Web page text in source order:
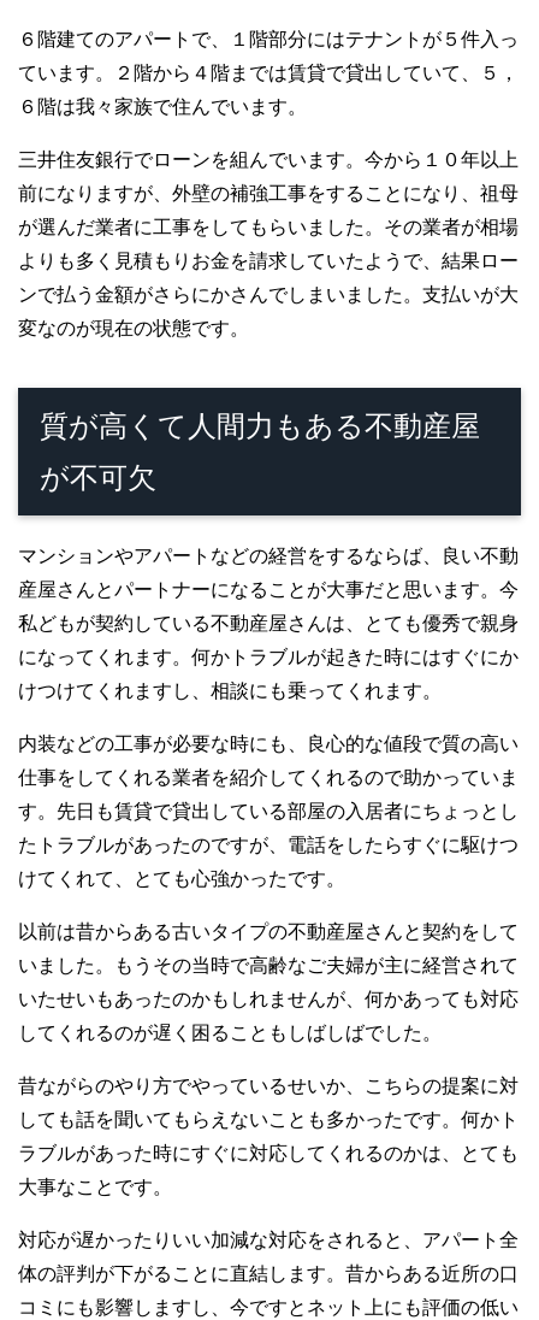
６階建てのアパートで、１階部分にはテナントが５件入っ
ています。２階から４階までは賃貸で貸出していて、５，
６階は我々家族で住んでいます。
三井住友銀行でローンを組んでいます。今から１０年以上
前になりますが、外壁の補強工事をすることになり、祖母
が選んだ業者に工事をしてもらいました。その業者が相場
よりも多く見積もりお金を請求していたようで、結果ロー
ンで払う金額がさらにかさんでしまいました。支払いが大
変なのが現在の状態です。
質が高くて人間力もある不動産屋
が不可欠
マンションやアパートなどの経営をするならば、良い不動
産屋さんとパートナーになることが大事だと思います。今
私どもが契約している不動産屋さんは、とても優秀で親身
になってくれます。何かトラブルが起きた時にはすぐにか
けつけてくれますし、相談にも乗ってくれます。
内装などの工事が必要な時にも、良心的な値段で質の高い
仕事をしてくれる業者を紹介してくれるので助かっていま
す。先日も賃貸で貸出している部屋の入居者にちょっとし
たトラブルがあったのですが、電話をしたらすぐに駆けつ
けてくれて、とても心強かったです。
以前は昔からある古いタイプの不動産屋さんと契約をして
いました。もうその当時で高齢なご夫婦が主に経営されて
いたせいもあったのかもしれませんが、何かあっても対応
してくれるのが遅く困ることもしばしばでした。
昔ながらのやり方でやっているせいか、こちらの提案に対
しても話を聞いてもらえないことも多かったです。何かト
ラブルがあった時にすぐに対応してくれるのかは、とても
大事なことです。
対応が遅かったりいい加減な対応をされると、アパート全
体の評判が下がることに直結します。昔からある近所の口
コミにも影響しますし、今ですとネット上にも評価の低い